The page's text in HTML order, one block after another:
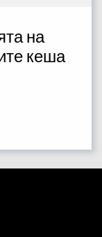
на
кеша